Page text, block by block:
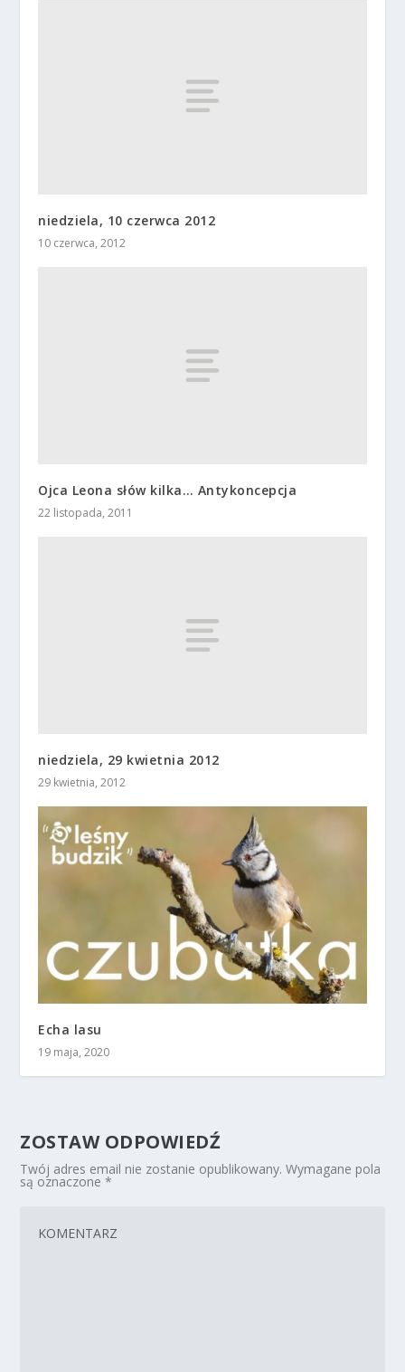
niedziela, 10 czerwca 2012
10 czerwca, 2012
Ojca Leona słów kilka… Antykoncepcja
22 listopada, 2011
niedziela, 29 kwietnia 2012
29 kwietnia, 2012
Echa lasu
19 maja, 2020
ZOSTAW ODPOWIEDŹ
Twój adres email nie zostanie opublikowany. Wymagane pola
są oznaczone*